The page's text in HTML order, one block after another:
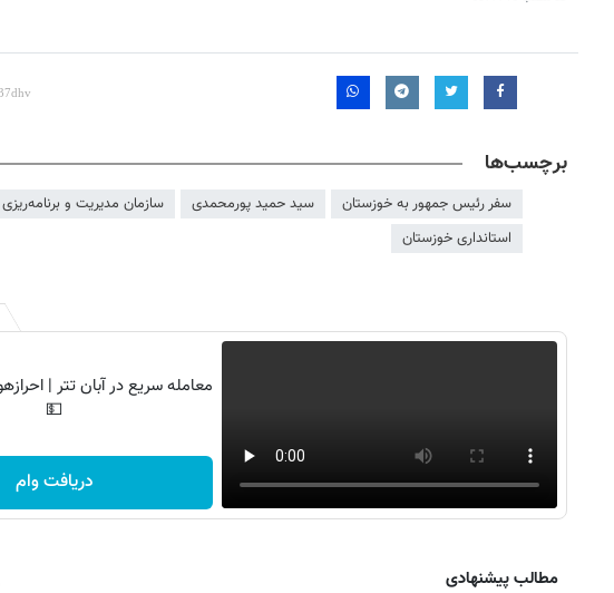
برچسب‌ها
سفر رئیس جمهور به خوزستان سید حمید پورمحمدی
سازمان مدیریت و برنامه‌ریزی
استانداری خوزستان
معامله سریع در آبان تتر |
💵
دریافت وام
مطالب پیشنهادی
روزنامه‌های ورزشی پنج‌شنبه ۱۵ مرداد ۱۴۰۵